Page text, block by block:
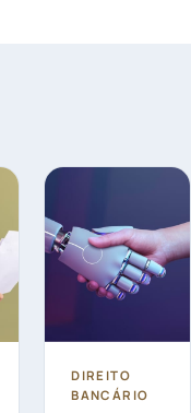
DIREITO
BANCÁRIO